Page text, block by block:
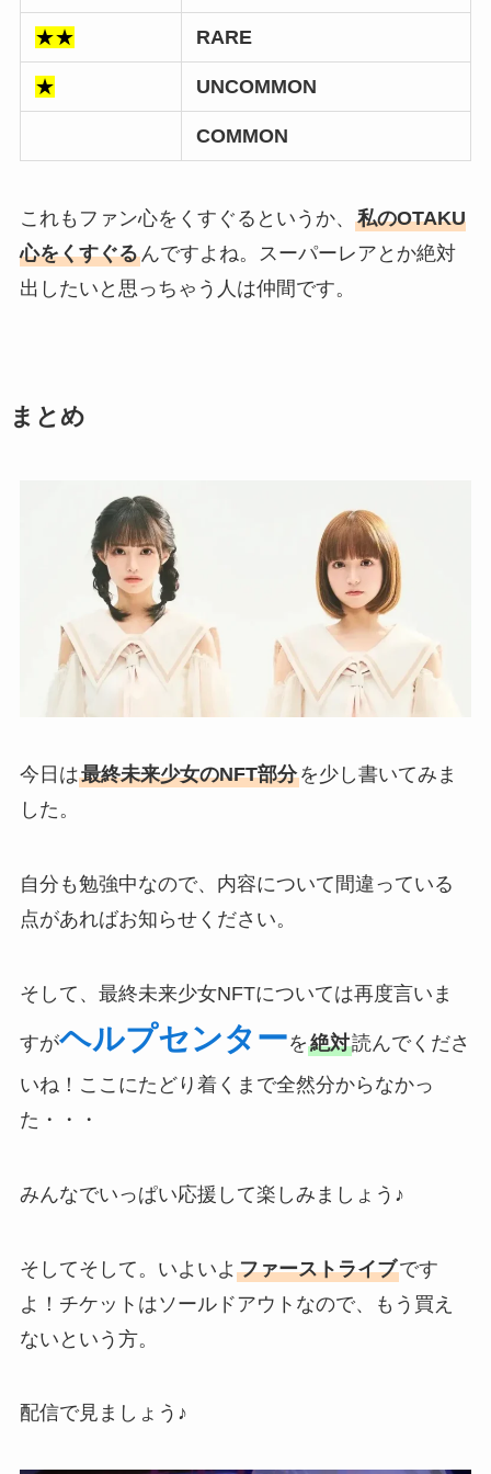
★★ RARE
★ UNCOMMON
COMMON
これもファン心をくすぐるというか、 私のOTAKU
心をくすぐるんですよね。スーパーレアとか絶対
出したいと思っちゃう人は仲間です。
まとめ
今日は最終未来少女のNFT部分を少し書いてみま
した。
自分も勉強中なので、内容について間違っている
点があればお知らせください。
そして、最終未来少女NFTについては再度言いま
すがヘルプセンターを絶対読んでくださ
いね！ここにたどり着くまで全然分からなかっ
た・・・
みんなでいっぱい応援して楽しみましょう♪
そしてそして。いよいよ ファーストライブです
よ！チケットはソールドアウトなので、もう買え
ないという方。
配信で見ましょう♪